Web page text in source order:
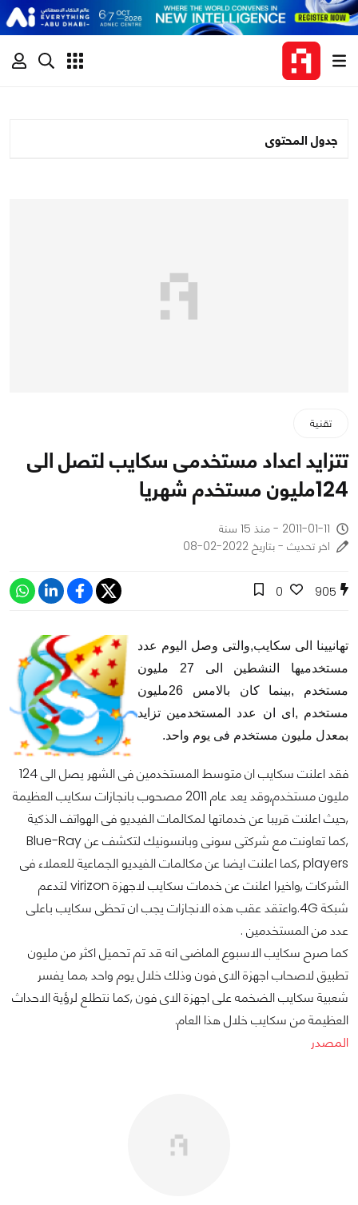
جدول المحتوى
تقنية
تتزايد اعداد مستخدمى سكايب لتصل الى
124مليون مستخدم شهريا
2011-01-11 - منذ 15 سنة
اخر تحديث - بتاريخ 2022-02-08
905
0
تهانيينا الى سكايب,والتى وصل اليوم عدد
مستخدميها النشطين الى 27 مليون
مستخدم ,بينما كان بالامس 26مليون
مستخدم ,اى ان عدد المستخدمين تزايد
بمعدل مليون مستخدم فى يوم واحد.
فقد اعلنت سكايب ان متوسط المستخدمين فى الشهر يصل الى 124
مليون مستخدم,وقد يعد عام 2011 مصحوب بانجازات سكايب العظيمة
,حيث اعلنت قريبا عن خدماتها لمكالمات الفيديو فى الهواتف الذكية
,كما تعاونت مع شركتى سونى وبانسونيك لتكشف عن Blue-Ray
players ,كما اعلنت ايضا عن مكالمات الفيديو الجماعية للعملاء فى
الشركات ,واخيرا اعلنت عن خدمات سكايب لاجهزة virizon لتدعم
شبكة 4G.واعتقد عقب هذه الانجازات يجب ان تحظى سكايب باعلى
عدد من المستخدمين .
كما صرح سكايب الاسبوع الماضى انه قد تم تحميل اكثر من مليون
تطبيق لاصحاب اجهزة الاى فون وذلك خلال يوم واحد ,مما يفسر
شعبية سكايب الضخمه على اجهزة الاى فون ,كما نتطلع لرؤية الاحداث
العظيمة من سكايب خلال هذا العام.
المصدر